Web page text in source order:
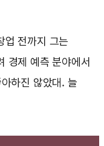
업 전까지 그는
경제 예측 분야에서
하진 않았대. 늘